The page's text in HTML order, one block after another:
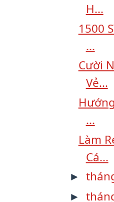
H...
1500
...
Cười
Vẻ...
...
Làm
Cá...
►
►